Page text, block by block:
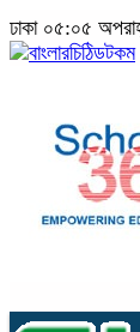
ঢাকা ০৫:০৫